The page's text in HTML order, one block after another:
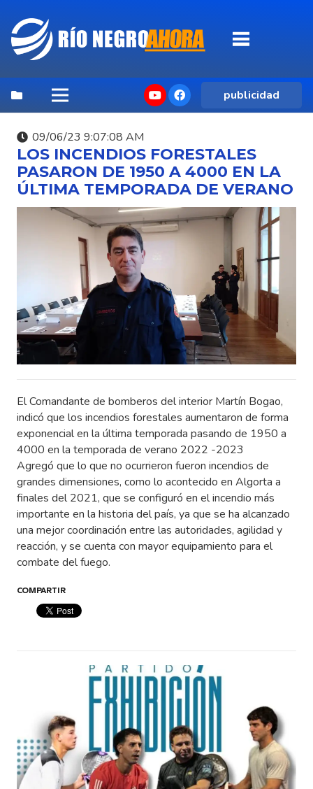
publicidad
09/06/23 9:07:08 AM
LOS INCENDIOS FORESTALES
PASARON DE 1950 A 4000 EN LA
ÚLTIMA TEMPORADA DE VERANO
El Comandante de bomberos del interior Martín Bogao,
indicó que los incendios forestales aumentaron de forma
exponencial en la última temporada pasando de 1950 a
4000 en la temporada de verano 2022 -2023
Agregó que lo que no ocurrieron fueron incendios de
grandes dimensiones, como lo acontecido en Algorta a
finales del 2021, que se configuró en el incendio más
importante en la historia del país, ya que se ha alcanzado
una mejor coordinación entre las autoridades, agilidad y
reacción, y se cuenta con mayor equipamiento para el
combate del fuego.
COMPARTIR